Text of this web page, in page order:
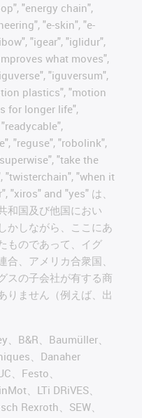
"energy chain",
"e-skin", "e-
"igear", "iglidur",
what moves",
"iguversum",
plastics", "motion
for longer life",
"reguse", "robolink",
"take the
"twisterchain", "when it
"xiros" and "yes" は、
和国及び他国におい
かしながら、ここにあ
ものであって、イグ
、アメリカ合衆国、
スの子会社が有する商
りません（例えば、出
B&R、Baumüller、
、Danaher
、Festo、
、LTi DRiVES、
Rexroth、SEW、